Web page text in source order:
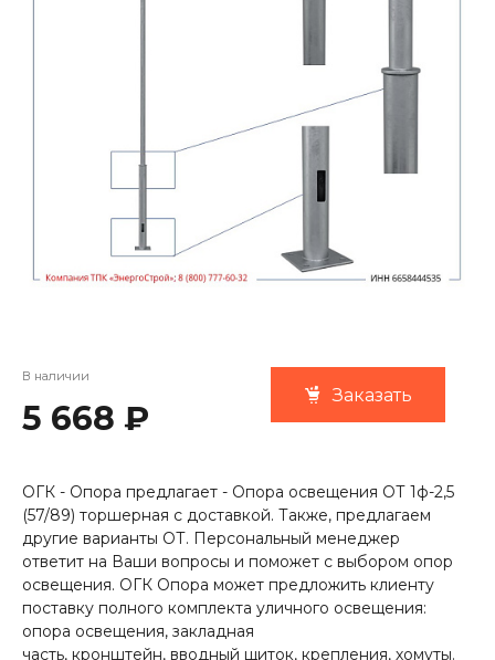
В наличии
5 668 ₽
Заказать
ОГК - Опора предлагает - Опора освещения ОТ 1ф-2,5
(57/89) торшерная с доставкой. Также, предлагаем
другие варианты ОТ. Персональный менеджер
ответит на Ваши вопросы и поможет с выбором опор
освещения. ОГК Опора может предложить клиенту
поставку полного комплекта уличного освещения:
опора освещения, закладная
часть, кронштейн, вводный щиток, крепления, хомуты.